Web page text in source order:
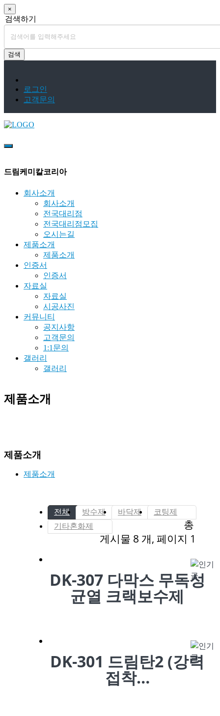
×
검색하기
검색
로그인
고객문의
드림케미칼코리아
회사소개
회사소개
전국대리점
전국대리점모집
오시는길
제품소개
제품소개
인증서
인증서
자료실
자료실
시공사진
커뮤니티
공지사항
고객문의
1:1문의
갤러리
갤러리
제품소개
제품소개
제품소개
전체 방수제 바닥제
코팅제
기타혼화제
총
게시물 8 개, 페이지 1
DK-307 다막스 무독성
균열 크랙보수제
DK-301 드림탄2 (강력
접착…